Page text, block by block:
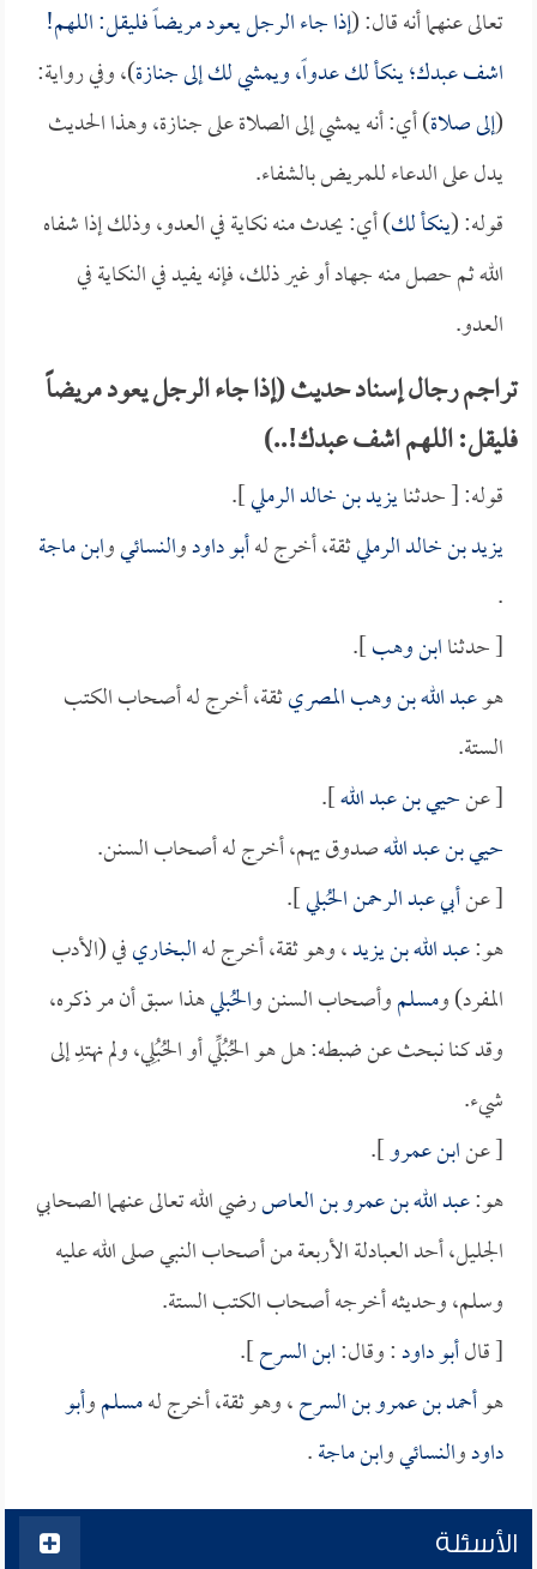
تعالى عنهما أنه قال: (إذا جاء الرجل يعود مريضاً فليقل: اللهم!
اشف عبدك؛ ينكأ لك عدواً، ويمشي لك إلى جنازة)، وفي رواية:
(إلى صلاة) أي: أنه يمشي إلى الصلاة على جنازة، وهذا الحديث
يدل على الدعاء للمريض بالشفاء.
قوله: (ينكأ لك) أي: يحدث منه نكاية في العدو، وذلك إذا شفاه
الله ثم حصل منه جهاد أو غير ذلك، فإنه يفيد في النكاية في
العدو.
تراجم رجال إسناد حديث (إذا جاء الرجل يعود مريضاً
فليقل: اللهم اشف عبدك!..)
قوله: [ حدثنايزيد بن خالد الرملي].
يزيد بن خالد الرمليثقة، أخرج لهأبو داودوالنسائيوابن ماجة
.
[ حدثناابن وهب].
هوعبد الله بن وهب المصريثقة، أخرج له أصحاب الكتب
الستة.
[ عنحيي بن عبد الله].
حيي بن عبد اللهصدوق يهم، أخرج له أصحاب السنن.
[ عنأبي عبد الرحمن الحُبلي].
هو:عبد الله بن يزيد، وهو ثقة، أخرج لهالبخاريفي (الأدب
المفرد) ومسلموأصحاب السنن والحُبليهذا سبق أن مر ذكره،
وقد كنا نبحث عن ضبطه: هل هو الحُبُلِّي أو الحُبُلِي، ولم نهتدِ إلى
شيء.
[ عنابن عمرو].
هو:عبد الله بن عمرو بن العاصرضي الله تعالى عنهما الصحابي
الجليل، أحد العبادلة الأربعة من أصحاب النبي صلى الله عليه
وسلم، وحديثه أخرجه أصحاب الكتب الستة.
[ قالأبو داود: وقال:ابن السرح].
هوأحمد بن عمرو بن السرح، وهو ثقة، أخرج لهمسلموأبو
داودوالنسائيوابن ماجة.
الأسئلة